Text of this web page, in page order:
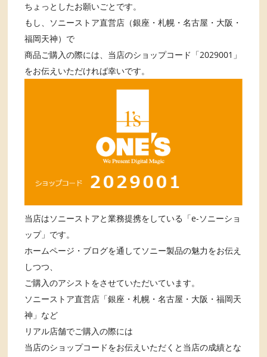
ちょっとしたお願いごとです。
もし、ソニーストア直営店（銀座・札幌・名古屋・大阪・
福岡天神）で
商品ご購入の際には、当店のショップコード「2029001」
をお伝えいただければ幸いです。
当店はソニーストアと業務提携をしている「e-ソニーショ
ップ」です。
ホームページ・ブログを通してソニー製品の魅力をお伝え
しつつ、
ご購入のアシストをさせていただいています。
ソニーストア直営店「銀座・札幌・名古屋・大阪・福岡天
神」など
リアル店舗でご購入の際には
当店のショップコードをお伝えいただくと当店の成績とな